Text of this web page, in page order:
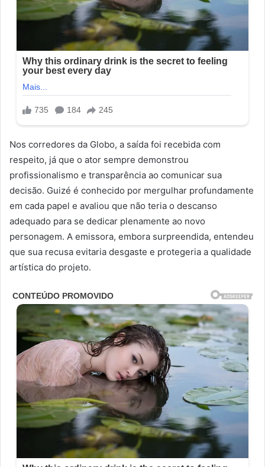
Nos corredores da Globo, a saída foi recebida com
respeito, já que o ator sempre demonstrou
profissionalismo e transparência ao comunicar sua
decisão. Guizé é conhecido por mergulhar profundamente
em cada papel e avaliou que não teria o descanso
adequado para se dedicar plenamente ao novo
personagem. A emissora, embora surpreendida, entendeu
que sua recusa evitaria desgaste e protegeria a qualidade
artística do projeto.